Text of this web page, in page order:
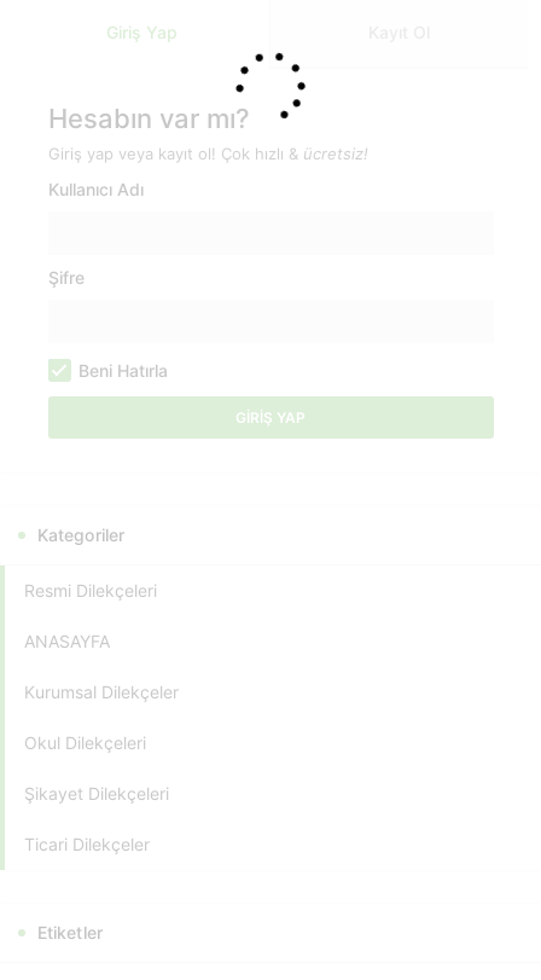
Giriş Yap
Hesabın var mı?
Giriş yap veya kayıt ol! Çok hızlı & ücretsiz!
Kullanıcı Adı
Şifre
Beni Hatırla
Kategoriler
Resmi Dilekçeleri
ANASAYFA
Kurumsal Dilekçeler
Okul Dilekçeleri
Şikayet Dilekçeleri
Ticari Dilekçeler
Etiketler